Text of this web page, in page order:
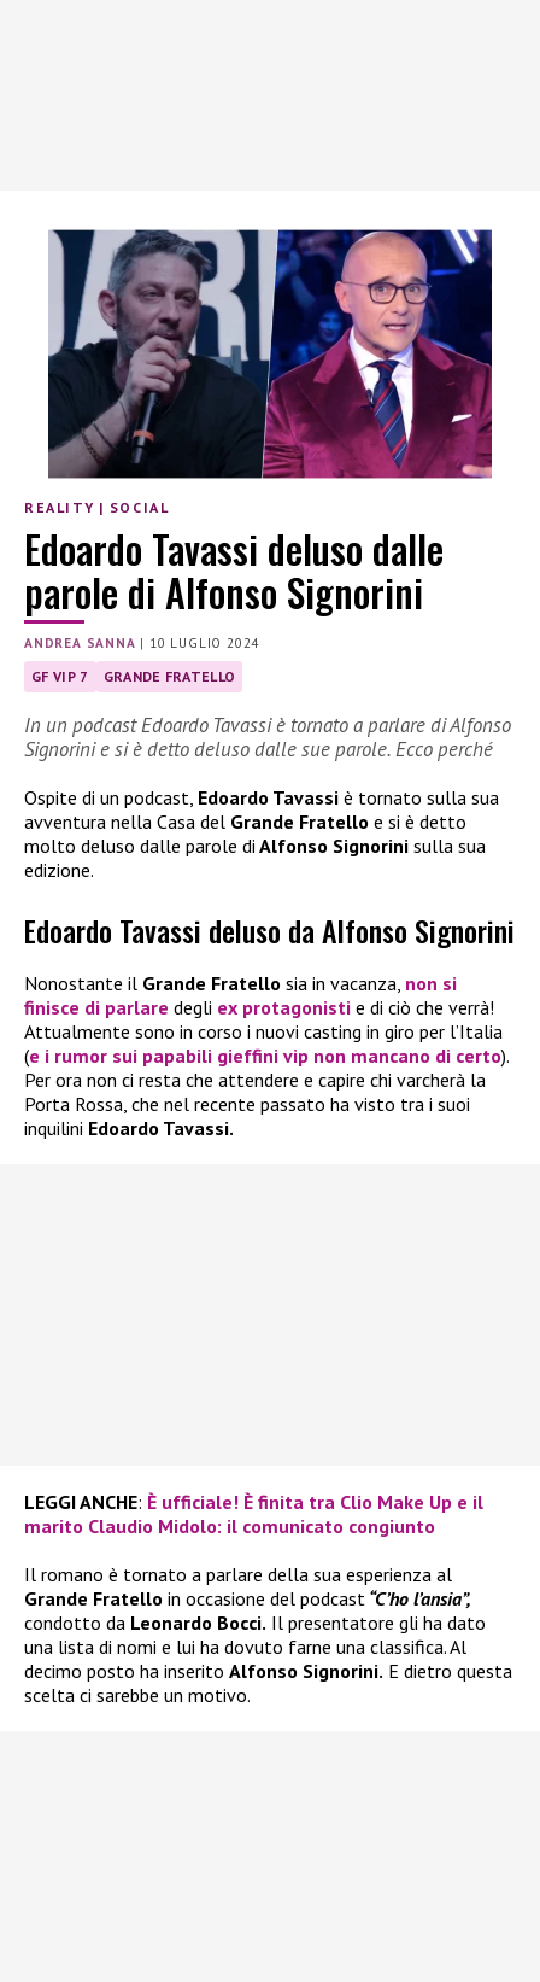
REALITY | SOCIAL
Edoardo Tavassi deluso dalle
parole di Alfonso Signorini
ANDREA SANNA | 10 LUGLIO 2024
GF VIP 7 GRANDE FRATELLO
In un podcast Edoardo Tavassi è tornato a parlare di Alfonso
Signorini e si è detto deluso dalle sue parole. Ecco perché
Ospite di un podcast, Edoardo Tavassi è tornato sulla sua
avventura nella Casa del Grande Fratello e si è detto
molto deluso dalle parole di Alfonso Signorini sulla sua
edizione.
Edoardo Tavassi deluso da Alfonso Signorini
Nonostante il Grande Fratello sia in vacanza, non si
finisce di parlare degli ex protagonisti e di ciò che verrà!
Attualmente sono in corso i nuovi casting in giro per l’Italia
(e i rumor sui papabili gieffini vip non mancano di certo).
Per ora non ci resta che attendere e capire chi varcherà la
Porta Rossa, che nel recente passato ha visto tra i suoi
inquilini Edoardo Tavassi.
LEGGI ANCHE: È ufficiale! È finita tra Clio Make Up e il
marito Claudio Midolo: il comunicato congiunto
Il romano è tornato a parlare della sua esperienza al
Grande Fratello in occasione del podcast “C’ho l’ansia”,
condotto da Leonardo Bocci. Il presentatore gli ha dato
una lista di nomi e lui ha dovuto farne una classifica. Al
decimo posto ha inserito Alfonso Signorini. E dietro questa
scelta ci sarebbe un motivo.